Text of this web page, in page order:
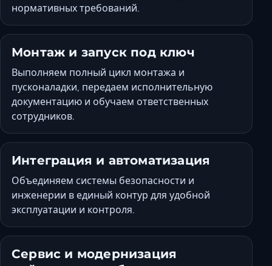
нормативных требований.
Монтаж и запуск под ключ
Выполняем полный цикл монтажа и
пусконаладки, передаем исполнительную
документацию и обучаем ответственных
сотрудников.
Интеграция и автоматизация
Объединяем системы безопасности и
инженерии в единый контур для удобной
эксплуатации и контроля.
Сервис и модернизация